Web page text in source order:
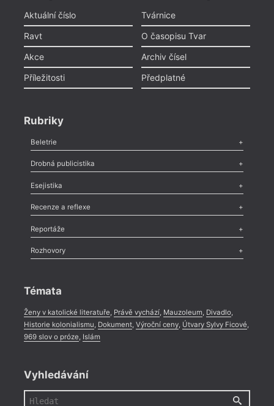
Aktuální číslo
Ravt
Akce
Příležitosti
Tvárnice
O časopisu Tvar
Archiv čísel
Předplatné
Rubriky
Beletrie
Poezie,Próza,Dokumenty
Drobná publicistika
Odlesk
Nekrolog,Glosa,Sloupek,Pozvánka,Literární soutěž,
Esejistika
Esej ,Pádlo,Úvaha
Recenze a reflexe
Recenze
Méně slov o próze,Celá rubrika
Reportáže
Literární zítřky
Celá rubrika
Rozhovory
Témata
Ženy v katolické literatuře, Právě vychází, Mauzoleum, Divadlo,
Historie kolonialismu, Dokument, Výroční ceny, Útvary Sylvy Ficové,
969 slov o próze, Islám
Vyhledávání